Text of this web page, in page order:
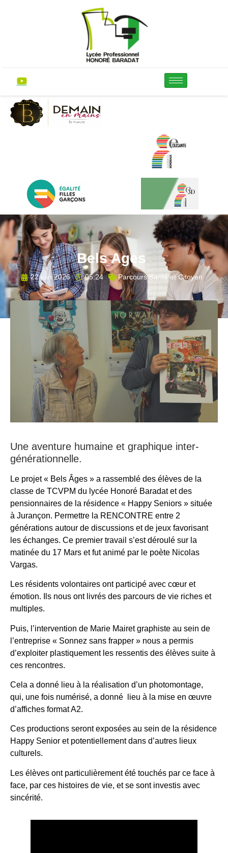
Bels Ages
22 juin 2026 05:24 Parcours Santé et Citoyen
Une aventure humaine et graphique inter-
générationnelle.
Le projet « Bels Âges » a rassemblé des élèves de la
classe de TCVPM du lycée Honoré Baradat et des
pensionnaires de la résidence « Happy Seniors » située
à Jurançon. Permettre la RENCONTRE entre 2
générations autour de discussions et de jeux favorisant
les échanges. Ce premier travail s’est déroulé sur la
matinée du 17 Mars et fut animé par le poète Nicolas
Vargas.
Les résidents volontaires ont participé avec cœur et
émotion. Ils nous ont livrés des parcours de vie riches et
multiples.
Puis, l’intervention de Marie Mairet graphiste au sein de
l’entreprise « Sonnez sans frapper » nous a permis
d’exploiter plastiquement les ressentis des élèves suite à
ces rencontres.
Cela a donné lieu à la réalisation d’un photomontage,
qui, une fois numérisé, a donné lieu à la mise en œuvre
d’affiches format A2.
Ces productions seront exposées au sein de la résidence
Happy Senior et potentiellement dans d’autres lieux
culturels.
Les élèves ont particulièrement été touchés par ce face à
face, par ces histoires de vie, et se sont investis avec
sincérité.